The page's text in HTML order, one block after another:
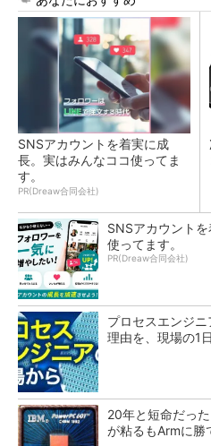
SNSアカウントを着実に成
長。実はみんなココ使ってま
す。
PR(Dreaw合同会社)
SNSアカウント
使ってます。
PR(Dreaw合同会社)
プロセスエンジ
理由を、現場の1
20年と短命だっ
が粘るもArmに勝